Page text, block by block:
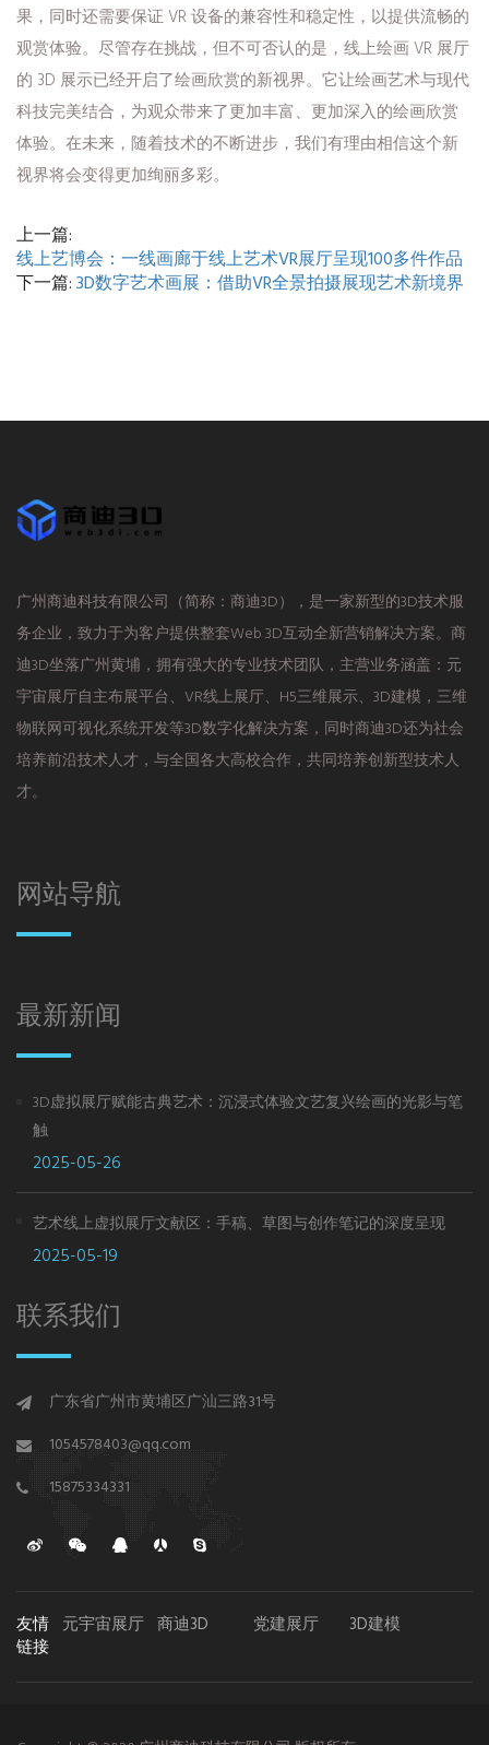
果，同时还需要保证 VR 设备的兼容性和稳定性，以提供流畅的
观赏体验。尽管存在挑战，但不可否认的是，线上绘画 VR 展厅
的 3D 展示已经开启了绘画欣赏的新视界。它让绘画艺术与现代
科技完美结合，为观众带来了更加丰富、更加深入的绘画欣赏
体验。在未来，随着技术的不断进步，我们有理由相信这个新
视界将会变得更加绚丽多彩。
上一篇:
线上艺博会：一线画廊于线上艺术VR展厅呈现100多件作品
下一篇:3D数字艺术画展：借助VR全景拍摄展现艺术新境界
广州商迪科技有限公司（简称：商迪3D），是一家新型的3D技术服
务企业，致力于为客户提供整套Web 3D互动全新营销解决方案。商
迪3D坐落广州黄埔，拥有强大的专业技术团队，主营业务涵盖：元
宇宙展厅自主布展平台、VR线上展厅、H5三维展示、3D建模，三维
物联网可视化系统开发等3D数字化解决方案，同时商迪3D还为社会
培养前沿技术人才，与全国各大高校合作，共同培养创新型技术人
才。
网站导航
最新新闻
3D虚拟展厅赋能古典艺术：沉浸式体验文艺复兴绘画的光影与笔
触
2025-05-26
艺术线上虚拟展厅文献区：手稿、草图与创作笔记的深度呈现
2025-05-19
联系我们
广东省广州市黄埔区广汕三路31号
1054578403@qq.com
15875334331
友情
链接
元宇宙展厅 商迪3D 党建展厅
3D建模